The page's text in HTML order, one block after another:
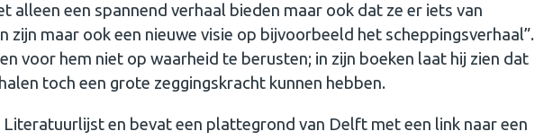
alleen een spannend verhaal bieden maar ook dat ze er iets van
zijn maar ook een nieuwe visie op bijvoorbeeld het scheppingsverhaal”.
voor hem niet op waarheid te berusten; in zijn boeken laat hij zien dat
toch een grote zeggingskracht kunnen hebben.
en bevat een plattegrond van Delft met een link naar een